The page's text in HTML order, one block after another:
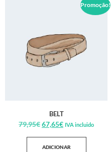
Promoção!
BELT
79,95€67,65€ IVA incluido
ADICIONAR